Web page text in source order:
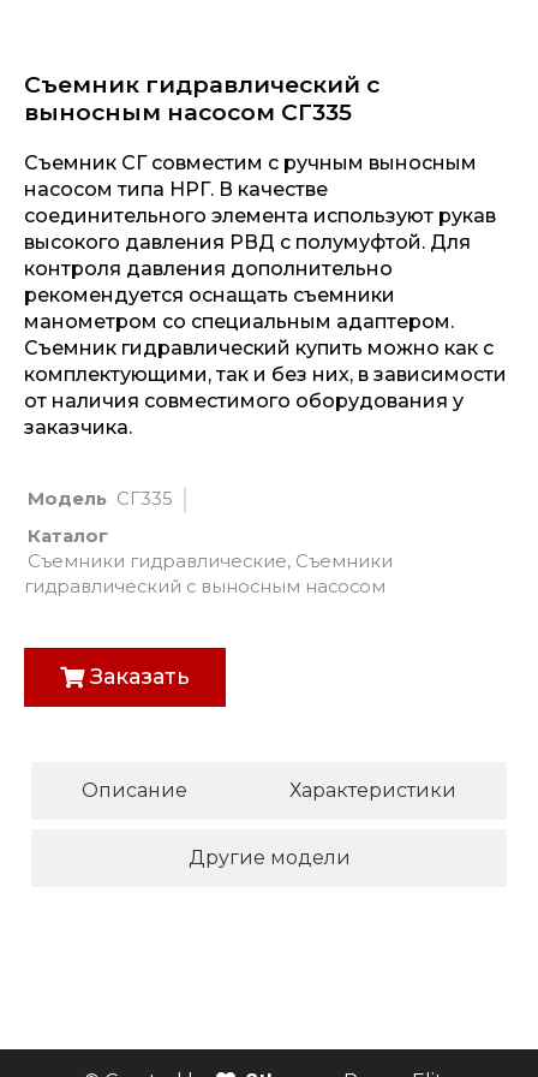
Съемник гидравлический с
выносным насосом СГ335
Съемник СГ совместим с ручным выносным
насосом типа НРГ. В качестве
соединительного элемента используют рукав
высокого давления РВД с полумуфтой. Для
контроля давления дополнительно
рекомендуется оснащать съемники
манометром со специальным адаптером.
Съемник гидравлический купить можно как с
комплектующими, так и без них, в зависимости
от наличия совместимого оборудования у
заказчика.
Модель СГ335
Каталог
Съемники гидравлические, Съемники
гидравлический с выносным насосом
Заказать
Описание Характеристики
Другие модели